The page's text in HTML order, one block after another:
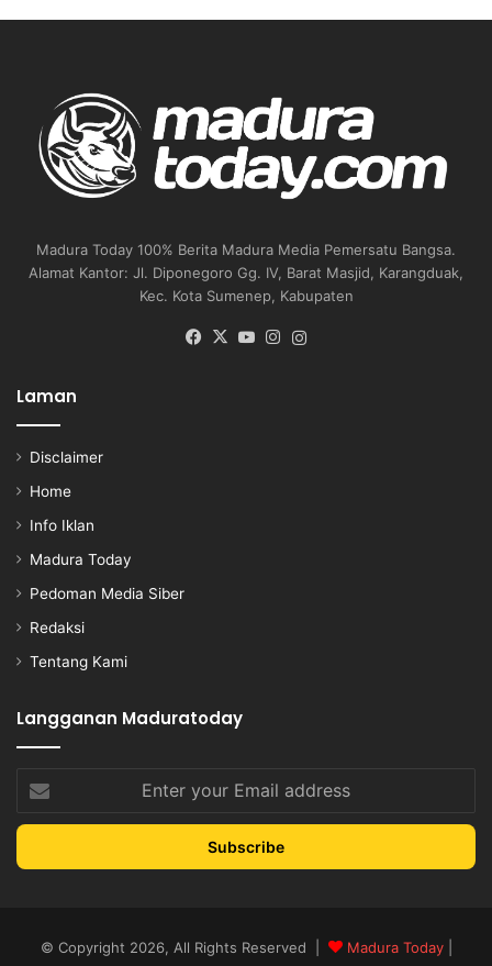
Madura Today 100% Berita Madura Media Pemersatu Bangsa.
Alamat Kantor: Jl. Diponegoro Gg. IV, Barat Masjid, Karangduak,
Kec. Kota Sumenep, Kabupaten
Facebook
X YouTubeInstagram
Laman
Disclaimer
Home
Info Iklan
Madura Today
Pedoman Media Siber
Redaksi
Tentang Kami
Langganan Maduratoday
Enter
your
Email
© Copyright 2026, All Rights Reserved | Madura Today